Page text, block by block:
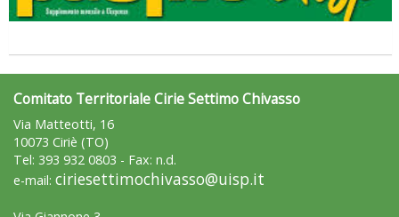
Comitato Territoriale Cirie Settimo Chivasso
Via Matteotti, 16
10073 Ciriè (TO)
Tel: 393 932 0803 - Fax: n.d.
e-mail: ciriesettimochivasso@uisp.it